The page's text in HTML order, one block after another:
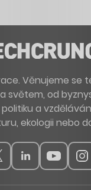
Věnujeme se
světem, od
a
ekologii nebo